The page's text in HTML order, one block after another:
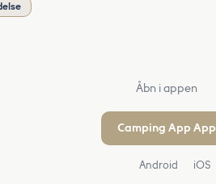
Åbn i appen
Camping App App
Android iOS